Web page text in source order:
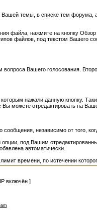
темы, в списке тем форума,
файла, нажмите на кнопку
файлов, под текстом Вашего
Вашего голосования.
нажали данную кнопку.
Вы можете отредактировать на
независимо от того,
опции, под Вашим
автоматически.
времени, по истечении
включён ]